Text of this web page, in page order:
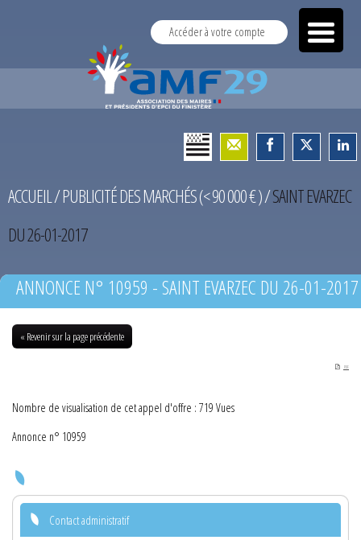
Accéder à votre compte
ACCUEIL/PUBLICITÉ DES MARCHÉS (< 90 000 € )/SAINT EVARZEC
DU 26-01-2017
ANNONCE N° 10959 - SAINT EVARZEC DU 26-01-2017
« Revenir sur la page précédente
PDF
Nombre de visualisation de cet appel d'offre : 719 Vues
Annonce n° 10959
Contact administratif